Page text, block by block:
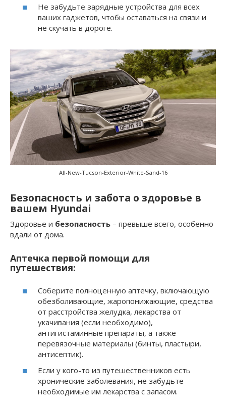
Не забудьте зарядные устройства для всех
ваших гаджетов, чтобы оставаться на связи и
не скучать в дороге.
All-New-Tucson-Exterior-White-Sand-16
Безопасность и забота о здоровье в
вашем Hyundai
Здоровье и безопасность – превыше всего, особенно
вдали от дома.
Аптечка первой помощи для
путешествия:
Соберите полноценную аптечку, включающую
обезболивающие, жаропонижающие, средства
от расстройства желудка, лекарства от
укачивания (если необходимо),
антигистаминные препараты, а также
перевязочные материалы (бинты, пластыри,
антисептик).
Если у кого-то из путешественников есть
хронические заболевания, не забудьте
необходимые им лекарства с запасом.